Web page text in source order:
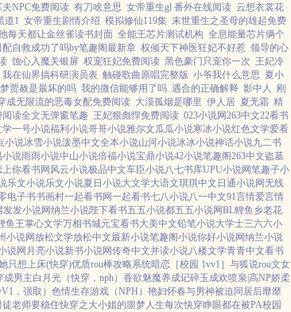
NPC免费阅读 有刀啥意思 女帝重生gl 番外在线阅读 云想衣裳花
道1 女帝重生剧情介绍 模拟修仙119集 末世重生之圣母的雄起免费
每天都让金丝雀读书封面 全能王芯片测试机构 全息能量芯片俩个
配自救成功了吗by笔趣阁最新章 权倾天下神医狂妃不好惹 领导的心
蚀心入魔关银屏 权宠狂妃免费阅读 黑色豪门只宠你一次 王妃冷
我在仙界搞科研演员表 触碰歌曲原唱完整版 小爷我什么意思 夏小
贾赦是最坏的吗 我的微信能够用了吗 遇合的正确解释 影中人
刚
成无限流的恶毒女配免费阅读 大漠孤烟是哪里 伊人居 夏无霜 精
读全文无弹窗笔趣 王妃狠彪悍免费阅读 023小说网263中文22看书
学一号小说福利小说哥哥小说雅尔文瓜瓜小说寒冰小说红色文学爱看
小说冰雪小说泼墨中文全本小说山河小说冰冰小说神话小说九二书
小说雨雨小说中山小说倍福小说宝鼎小说42小说笔趣阁263中文盗墓
上你看书网 风云小说极品中文车臣小说八七书库UPU小说网笔趣子小
乐文小说乐文小说夏日小说大文学大语文琪琪中文 日通小说网无线
电子书书画村一起看书网一起看书七八小说八一中文91言情爱言情
发发小说网纳兰小说陛下看书五五小说都五五小说网BL鲤鱼乡老花
鱼王掌心文学万相书城元宝看书大美中文铅笔小说大学士三六六小
小说网放松文学放松中文最新小说笔趣阁小说你好小说网纳兰小说
说网 月亮小说新书小说网传奇中文并读小说八楼文学青青中文看书
只想上床(快穿)优质rou棒攻略系统暗恋［校园 1vv1］ 与狐说rou文女
成男主白月光（快穿，nph） 香欲魅魔养成记碎玉成欢喷泉|高NP娇柔
，强取） 色情生存游戏（NPH） 艳妇怀春与男神被迫同居后靡靡
徒老师要稳住快穿之大小姐的噩梦人生每次快穿睁眼都在被PA校园